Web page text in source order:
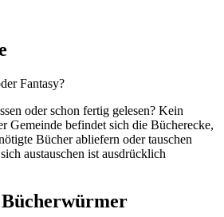
Fantasy?
oder schon fertig gelesen? Kein
Gemeinde befindet sich die Bücherecke,
Bücher abliefern oder tauschen
austauschen ist ausdrücklich